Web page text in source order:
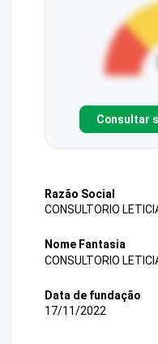
Consultar
Razão Social
CONSULTORIO
Nome Fantasia
CONSULTORIO
Data de fundação
17/11/2022